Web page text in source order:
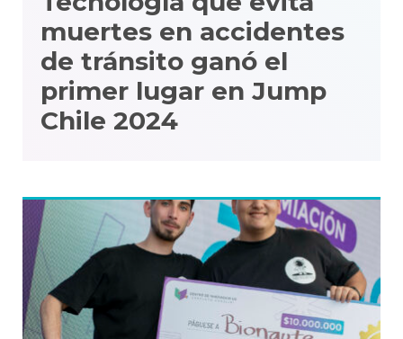
muertes en accidentes
de tránsito ganó el
primer lugar en Jump
Chile 2024